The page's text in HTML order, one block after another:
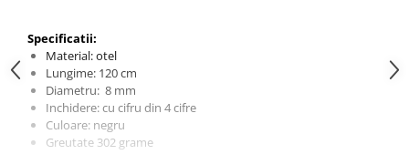
Ghidoane bicicleta
Pipe ghidon
Pedale bicicleta
Cuvete bicicleta
Specificatii:
Material: otel
Lungime: 120 cm
Diametru: 8 mm
Inchidere: cu cifru din 4 cifre
Culoare: negru
Greutate 302 grame